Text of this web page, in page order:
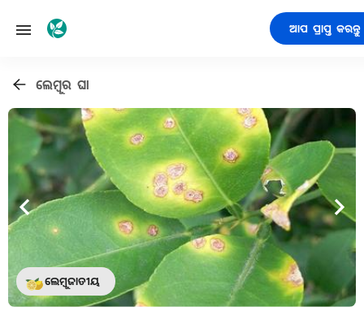
ଆପ ପ୍ରାପ୍ତ କରନ୍ତୁ
ଲେମ୍ବୁର ଘା
ଲେମ୍ବୁଜାତୀୟ